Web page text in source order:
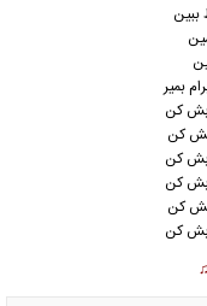
ببین
بمیر
کن
کن
کن
کن
کن
کن